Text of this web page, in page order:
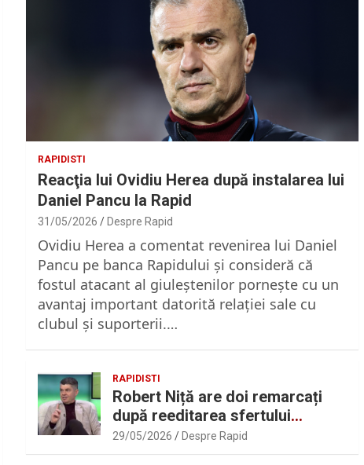
RAPIDISTI
Reacţia lui Ovidiu Herea după instalarea lui
Daniel Pancu la Rapid
31/05/2026 Despre Rapid
Ovidiu Herea a comentat revenirea lui Daniel
Pancu pe banca Rapidului şi consideră că
fostul atacant al giuleştenilor porneşte cu un
avantaj important datorită relaţiei sale cu
clubul şi suporterii.…
RAPIDISTI
Robert Niță are doi remarcați
după reeditarea sfertului
UEFAntastic: „Lideri în teren” |
Sport.ro
29/05/2026 Despre Rapid